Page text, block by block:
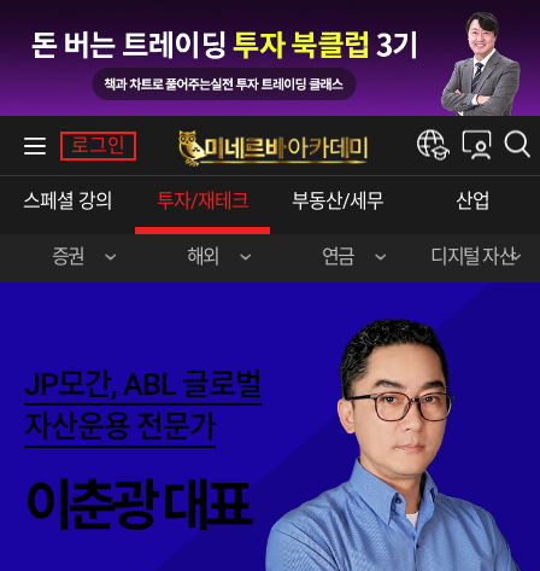
로그인
스페셜 강의 투자/재테크 부동산/세무 산업
한경e아카데미
내강의실
증권
곽영훈 (주식 실전)
이춘광 (주식 입문)
해외
김선형 (한·미 주식)
연금 디지털 자산
JP모간, ABL 글로벌
자산운용 전문가
이춘광 대표